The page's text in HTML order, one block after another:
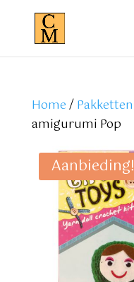
Home/Pakketten
amigurumi Pop
Aanbieding!